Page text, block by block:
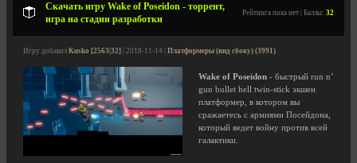
Скачать игру Wake of Poseidon - торрент,
игра на стадии разработки
Рейтинга пока нет | Баллы: 32
Игру добавил Kusko [2563|32] | 2018-11-14 | Платформеры (вид сбоку) (3991)
Wake of Poseidon - быстрый run n’
gun bullet hell twin-stick экшен
платформер, в котором вы
сражаетесь с армиями Посейдона,
который ведет войну против всей
галактики.